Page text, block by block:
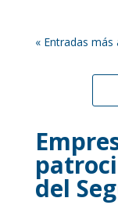
« Entradas más
del